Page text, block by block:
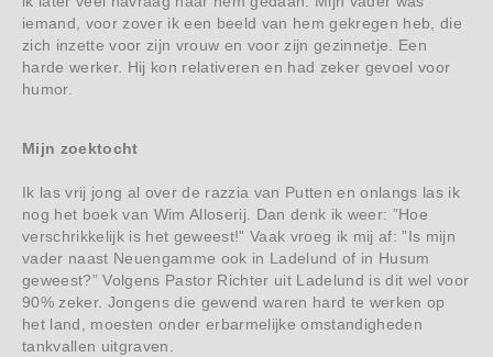
iemand, voor zover ik een beeld van hem gekregen heb, die
zich inzette voor zijn vrouw en voor zijn gezinnetje. Een
harde werker. Hij kon relativeren en had zeker gevoel voor
humor.
Mijn zoektocht
Ik las vrij jong al over de razzia van Putten en onlangs las ik
nog het boek van Wim Alloserij. Dan denk ik weer: ”Hoe
verschrikkelijk is het geweest!” Vaak vroeg ik mij af: ”Is mijn
vader naast Neuengamme ook in Ladelund of in Husum
geweest?” Volgens Pastor Richter uit Ladelund is dit wel voor
90% zeker. Jongens die gewend waren hard te werken op
het land, moesten onder erbarmelijke omstandigheden
tankvallen uitgraven.